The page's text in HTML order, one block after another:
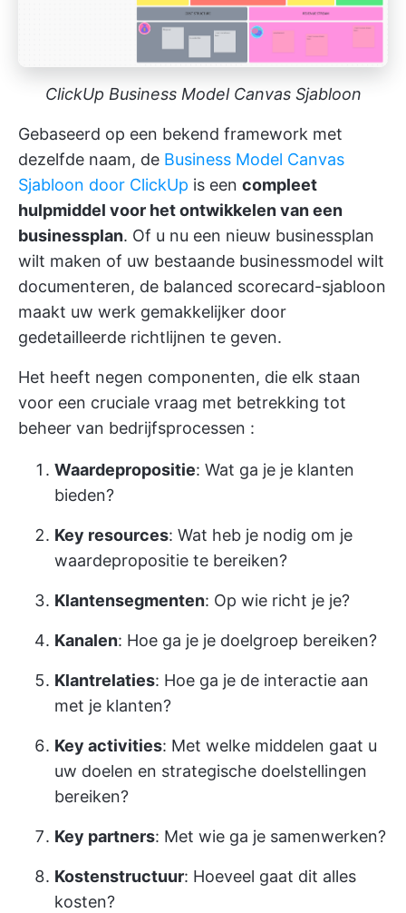
ClickUp Business Model Canvas Sjabloon
Gebaseerd op een bekend framework met
dezelfde naam, de Business Model Canvas
Sjabloon door ClickUp is een compleet
hulpmiddel voor het ontwikkelen van een
businessplan. Of u nu een nieuw businessplan
wilt maken of uw bestaande businessmodel wilt
documenteren, de balanced scorecard-sjabloon
maakt uw werk gemakkelijker door
gedetailleerde richtlijnen te geven.
Het heeft negen componenten, die elk staan
voor een cruciale vraag met betrekking tot
beheer van bedrijfsprocessen :
Waardepropositie: Wat ga je je klanten
bieden?
Key resources: Wat heb je nodig om je
waardepropositie te bereiken?
Klantensegmenten: Op wie richt je je?
Kanalen: Hoe ga je je doelgroep bereiken?
Klantrelaties: Hoe ga je de interactie aan
met je klanten?
Key activities: Met welke middelen gaat u
uw doelen en strategische doelstellingen
bereiken?
Key partners: Met wie ga je samenwerken?
Kostenstructuur: Hoeveel gaat dit alles
kosten?